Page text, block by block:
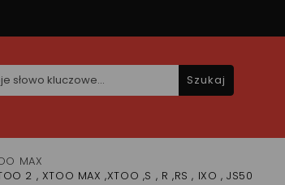
Szukaj
MAX
2 , XTOO MAX ,XTOO ,S , R ,RS , IXO , JS50